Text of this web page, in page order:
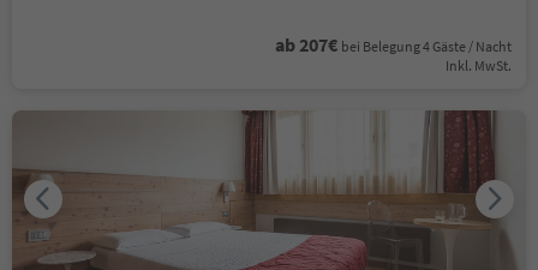
ab 207€ bei Belegung 4 Gäste / Nacht
Inkl. MwSt.